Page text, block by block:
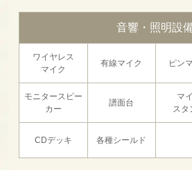
音響・照明設
ワイヤレス
マイク
有線マイク ピン
モニタースピー
カー
譜面台
マ
スタ
CDデッキ 各種シールド